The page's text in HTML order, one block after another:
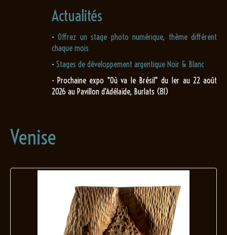
Actualités
-Offrez un stage photo numérique, thème différent
chaque mois
- Stages de développement argentique Noir & Blanc
- Prochaine expo "Où va le Brésil" du 1er au 22 août
2026 au Pavillon d'Adélaïde, Burlats (81)
Venise